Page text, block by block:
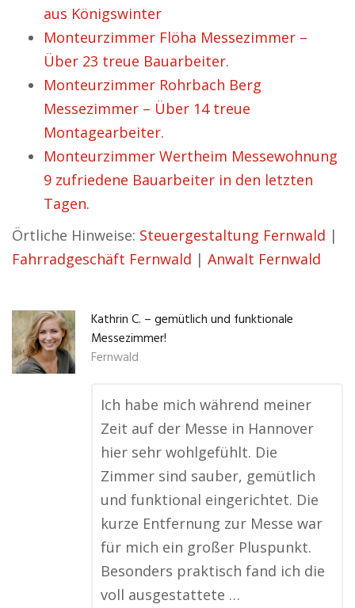
aus Königswinter
Monteurzimmer Flöha Messezimmer –
Über 23 treue Bauarbeiter.
Monteurzimmer Rohrbach Berg
Messezimmer – Über 14 treue
Montagearbeiter.
Monteurzimmer Wertheim Messewohnung
9 zufriedene Bauarbeiter in den letzten
Tagen.
Örtliche Hinweise: Steuergestaltung Fernwald |
Fahrradgeschäft Fernwald | Anwalt Fernwald
Kathrin C. – gemütlich und funktionale
Messezimmer!
Fernwald
Ich habe mich während meiner
Zeit auf der Messe in Hannover
hier sehr wohlgefühlt. Die
Zimmer sind sauber, gemütlich
und funktional eingerichtet. Die
kurze Entfernung zur Messe war
für mich ein großer Pluspunkt.
Besonders praktisch fand ich die
voll ausgestattete …